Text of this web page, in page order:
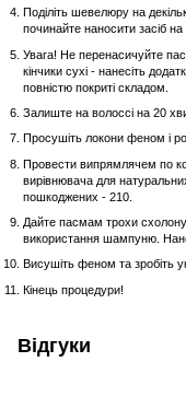
Поділіть шевелюру на
починайте наносити засіб на
Увага! Не перенасичуйте
кінчики сухі - нанесіть
повністю покриті складом.
Залиште на волоссі на 20
Просушіть локони феном і
Провести випрямлячем по
вирівнювача для
пошкоджених - 210.
Дайте пасмам трохи
використання шампуню.
Висушіть феном та зробіть
Кінець процедури!
Відгуки